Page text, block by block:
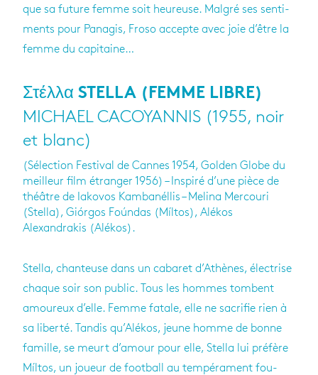
que sa future femme soit heu­reuse. Mal­gré ses sen­ti­
ments pour Pana­gis, Froso accepte avec joie d’être la
femme du capi­taine…
Στέλλα STELLA (FEMME LIBRE)
MICHAEL CACOYANNIS (1955, noir
et blanc)
(Sélection Festival de Cannes 1954, Golden Globe du
meilleur film étranger 1956) – Inspiré d’une pièce de
théâtre de Iakovos Kambanéllis – Melina Mercouri
(Stella), Giórgos Foúndas (Míltos), Alékos
Alexandrakis (Alékos).
Stella, chan­teuse dans un caba­ret d’Athènes, élec­trise
chaque soir son public. Tous les hommes tombent
amou­reux d’elle. Femme fatale, elle ne sacri­fie rien à
sa liberté. Tan­dis qu’Alé­kos, jeune homme de bonne
famille, se meurt d’amour pour elle, Stella lui pré­fère
Míltos, un joueur de foot­ball au tem­pé­ra­ment fou­